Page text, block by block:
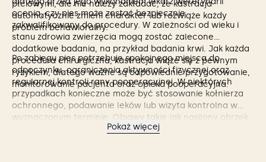
płciowymi, ale nie należy zakładać, że kastracja
automatycznie zmieni charakter lub rozwiąże każdy
problem behawioralny.
ocenia, czy pies może zostać bezpiecznie
zakwalifikowany do procedury. W zależności od wieku i
stanu zdrowia zwierzęcia mogą zostać zalecone
dodatkowe badania, na przykład badania krwi. Jak każda
procedura chirurgiczna, kastracja wiąże się z pewnym
ryzykiem, dlatego ważne są odpowiednie przygotowanie,
monitorowanie pacjenta oraz opieka pooperacyjna.
Po zabiegu pies potrzebuje spokojnego miejsca do
odpoczynku, ograniczenia aktywności fizycznej oraz
regularnej kontroli rany pooperacyjnej. W niektórych
przypadkach konieczne może być stosowanie kołnierza
ochronnego, podawanie leków lub wizyta kontrolna w
wyznaczonym terminie. Objawy takie jak nasilony obrzęk,
krwawienie, wyciek z rany, brak apetytu, silne osłabienie
Pokaż więcej